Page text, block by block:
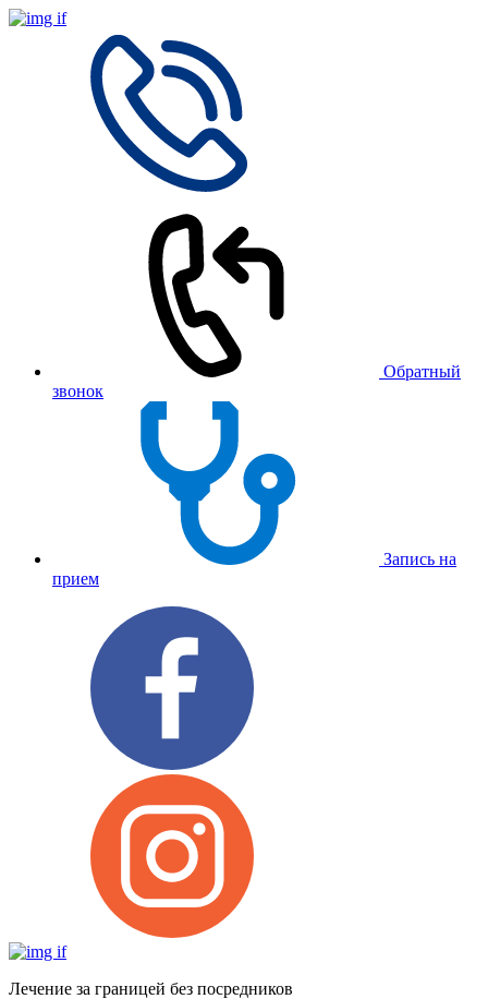
Обратный
звонок
Запись на
прием
Лечение за границей без посредников